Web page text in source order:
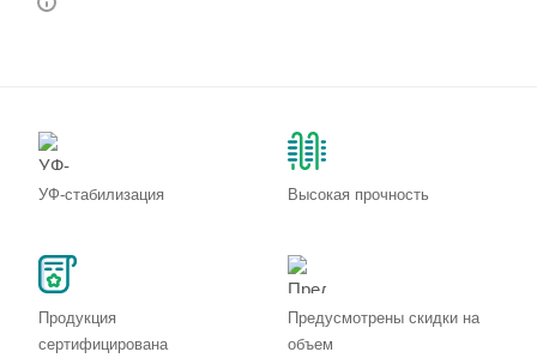
УФ-стабилизация Высокая прочность
Продукция
сертифицирована
Предусмотрены скидки на
объем